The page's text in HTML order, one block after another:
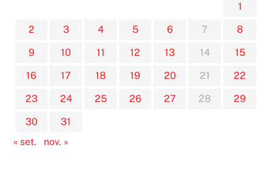
1
2
3 4 5 6 7
8
9
10 11 12 13 14
15
16
17 18 19 20 21
22
23
24 25 26 27 28
29
30
31
« set.
nov. »